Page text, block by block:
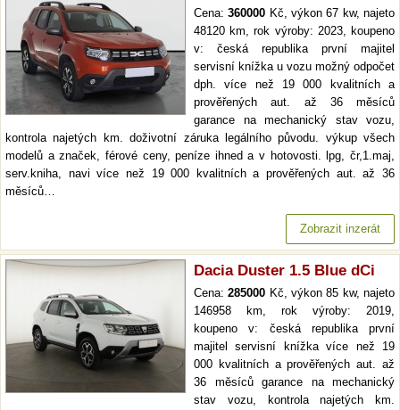
Cena:360000 Kč, výkon 67 kw, najeto
48120 km, rok výroby: 2023, koupeno
v: česká republika první majitel
servisní knížka u vozu možný odpočet
dph. více než 19 000 kvalitních a
prověřených aut. až 36 měsíců
garance na mechanický stav vozu,
kontrola najetých km. doživotní záruka legálního původu. výkup všech
modelů a značek, férové ceny, peníze ihned a v hotovosti. lpg, čr,1.maj,
serv.kniha, navi více než 19 000 kvalitních a prověřených aut. až 36
měsíců…
Zobrazit inzerát
Dacia Duster 1.5 Blue dCi
Cena:285000 Kč, výkon 85 kw, najeto
146958 km, rok výroby: 2019,
koupeno v: česká republika první
majitel servisní knížka více než 19
000 kvalitních a prověřených aut. až
36 měsíců garance na mechanický
stav vozu, kontrola najetých km.